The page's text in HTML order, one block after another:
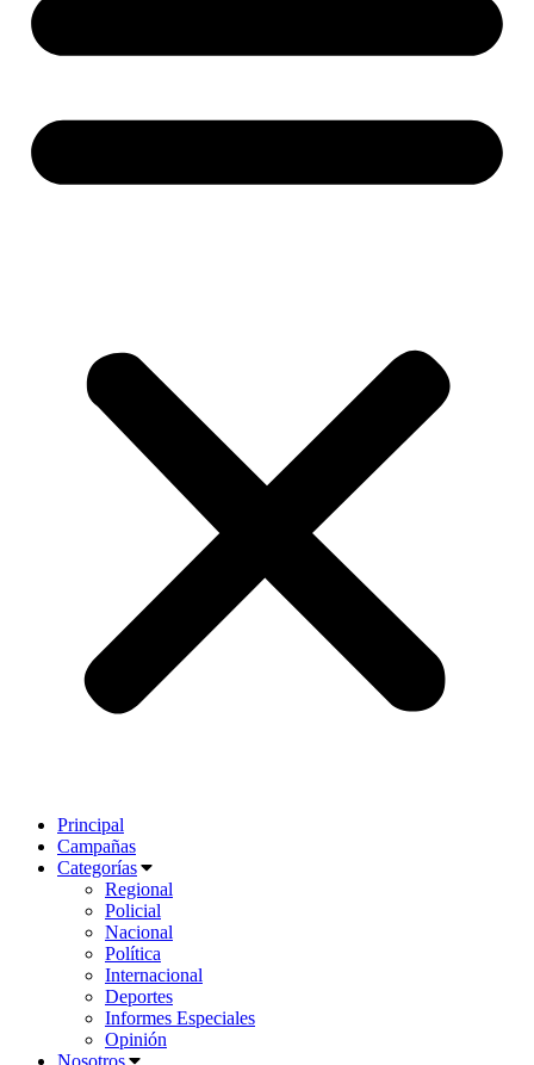
Principal
Campañas
Categorías
Regional
Policial
Nacional
Política
Internacional
Deportes
Informes Especiales
Opinión
Nosotros